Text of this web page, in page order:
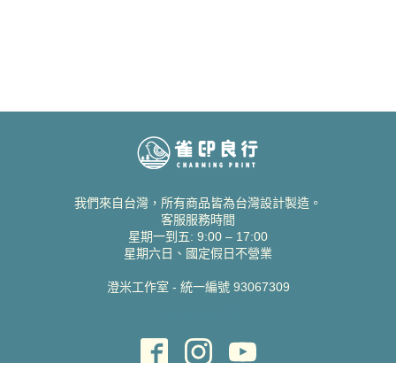
我們來自台灣，所有商品皆為台灣設計製造。
客服服務時間
星期一到五: 9:00 – 17:00
星期六日、國定假日不營業
澄米工作室 - 統一編號 93067309